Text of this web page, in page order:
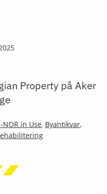
Property på Aker
NOR in Use, Byantikvar,